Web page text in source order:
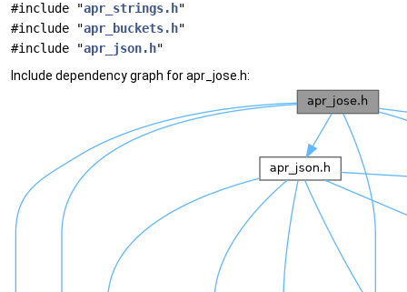
#include "apr_strings.h"
#include "apr_buckets.h"
#include "apr_json.h"
Include dependency graph for apr_jose.h: